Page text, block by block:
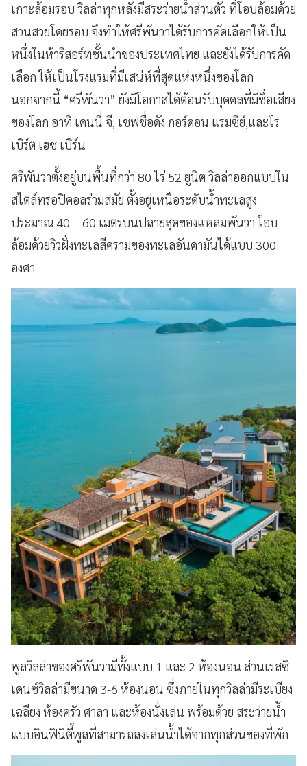
เกาะล้อมรอบ วิลล่าทุกหลังมีสระว่ายน้ำส่วนตัว ที่โอบล้อมด้วย
สวนสวยโดยรอบ จึงทำให้ศรีพันวาได้รับการคัดเลือกให้เป็น
หนึ่งในห้ารีสอร์ทชั้นนำของประเทศไทย และยังได้รับการคัด
เลือก ให้เป็นโรงแรมที่มีเสน่ห์ที่สุดแห่งหนึ่งของโลก
นอกจากนี้ “ศรีพันวา” ยังมีโอกาสได้ต้อนรับบุคคลที่มีชื่อเสียง
ของโลก อาทิ เคนนี่ จี, เชฟชื่อดัง กอร์ดอน แรมซีย์,และโร
เบิร์ต เฮช เบิร์น
ศรีพันวาตั้งอยู่บนพื้นที่กว่า 80 ไร่ 52 ยูนิต วิลล่าออกแบบใน
สไตล์ทรอปิคอลร่วมสมัย ตั้งอยู่เหนือระดับน้ำทะเลสูง
ประมาณ 40 – 60 เมตรบนปลายสุดของแหลมพันวา โอบ
ล้อมด้วยวิวฝั่งทะเลสีครามของทะเลอันดามันได้แบบ 300
องศา
พูลวิลล่าของศรีพันวามีทั้งแบบ 1 และ 2 ห้องนอน ส่วนเรสซิ
เดนซ์วิลล่ามีขนาด 3-6 ห้องนอน ซึ่งภายในทุกวิลล่ามีระเบียง
เฉลียง ห้องครัว ศาลา และห้องนั่งเล่น พร้อมด้วย สระว่ายน้ำ
แบบอินฟินิตี้พูลที่สามารถลงเล่นน้ำได้จากทุกส่วนของที่พัก